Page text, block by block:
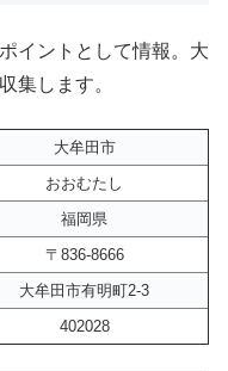
イントとして情報。大
集します。
大牟田市
おおむたし
福岡県
〒836-8666
大牟田市有明町2-3
402028